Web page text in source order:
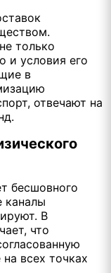
только
и условия его
в
отвечают на
бесшовного
каналы
В
что
всех точках